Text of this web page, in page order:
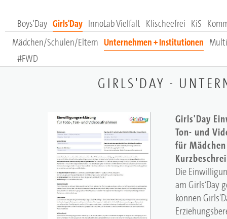
Boys'Day Girls'Day
Mädchen/Schulen/Eltern Unternehmen + Institutionen
InnoLab Vielfalt Klischeefrei KiS
#FWD
GIRLS'DAY -
Girls'Day
Ton- und
für
Die
am Girls‘Day
können